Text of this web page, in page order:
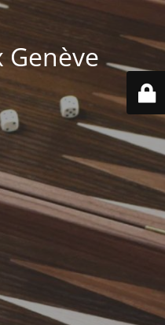
Genève